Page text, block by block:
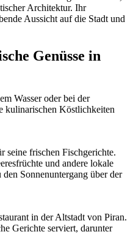
Architektur. Ihr
Aussicht auf die Stadt und
Genüsse in
Wasser oder bei der
kulinarischen Köstlichkeiten
seine frischen Fischgerichte.
und andere lokale
Sonnenuntergang über der
in der Altstadt von Piran.
Gerichte serviert, darunter